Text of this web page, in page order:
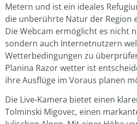
Metern und ist ein ideales
die unberührte Natur der Region
Die Webcam ermöglicht es nicht
sondern auch Internetnutzern
Wetterbedingungen zu
Planina Razor wetter ist
ihre Ausflüge im Voraus planen
Die Live-Kamera bietet einen
Tolminski Migovec, einen